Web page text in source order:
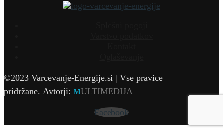
©2023 Varcevanje-Energije.si | Vse pravice
pridržane. Avtorji: MULTIMEDIJA
Facebook